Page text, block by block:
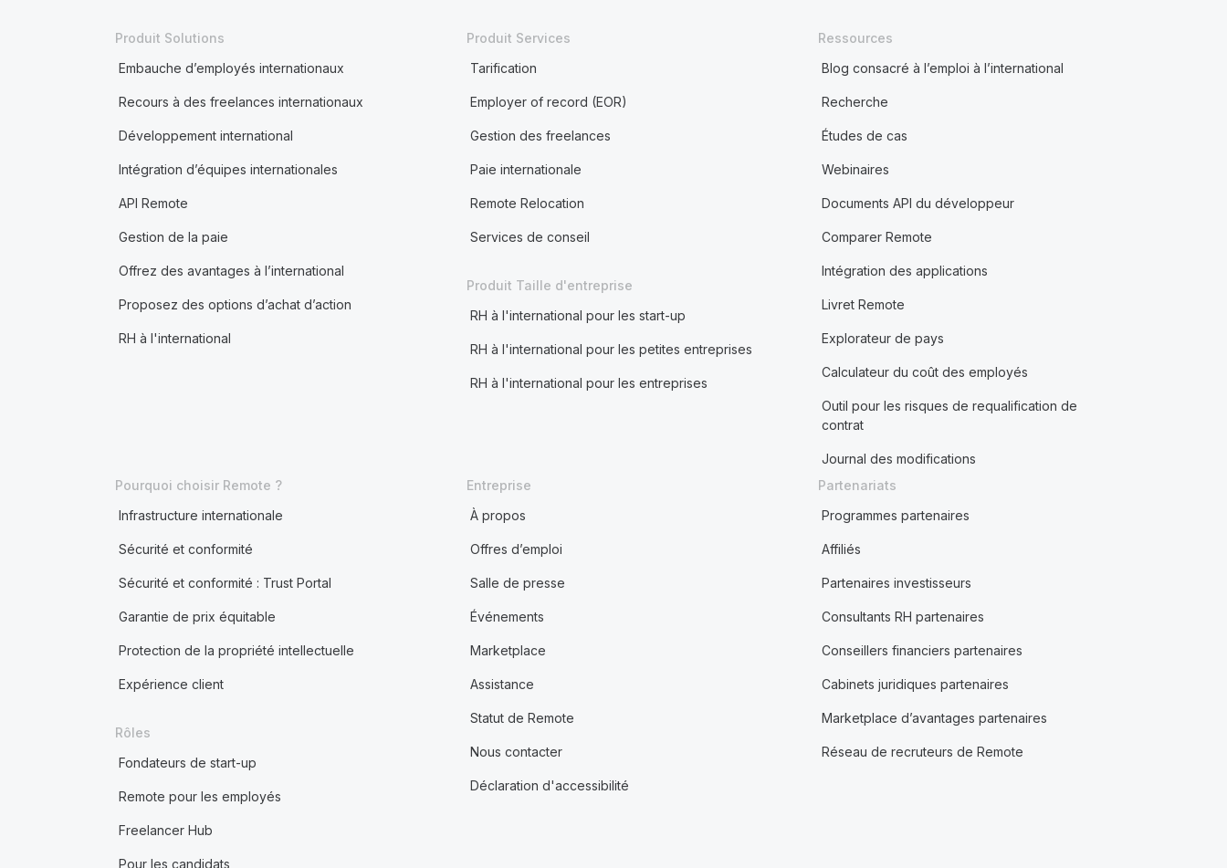
Produit Solutions
Embauche d’employés internationaux
Recours à des freelances internationaux
Développement international
Intégration d’équipes internationales
API Remote
Gestion de la paie
Offrez des avantages à l’international
Proposez des options d’achat d’action
RH à l'international
Produit Services
Tarification
Employer of record (EOR)
Gestion des freelances
Paie internationale
Remote Relocation
Services de conseil
Produit Taille d'entreprise
RH à l'international pour les start-up
RH à l'international pour les petites entreprises
RH à l'international pour les entreprises
Ressources
Blog consacré à l’emploi à l’international
Recherche
Études de cas
Webinaires
Documents API du développeur
Comparer Remote
Intégration des applications
Livret Remote
Explorateur de pays
Calculateur du coût des employés
Outil pour les risques de requalification de
contrat
Journal des modifications
Pourquoi choisir Remote ?
Infrastructure internationale
Sécurité et conformité
Sécurité et conformité : Trust Portal
Garantie de prix équitable
Protection de la propriété intellectuelle
Expérience client
Rôles
Fondateurs de start-up
Remote pour les employés
Freelancer Hub
Pour les candidats
Entreprise
À propos
Offres d’emploi
Salle de presse
Événements
Marketplace
Assistance
Statut de Remote
Nous contacter
Déclaration d'accessibilité
Partenariats
Programmes partenaires
Affiliés
Partenaires investisseurs
Consultants RH partenaires
Conseillers financiers partenaires
Cabinets juridiques partenaires
Marketplace d’avantages partenaires
Réseau de recruteurs de Remote